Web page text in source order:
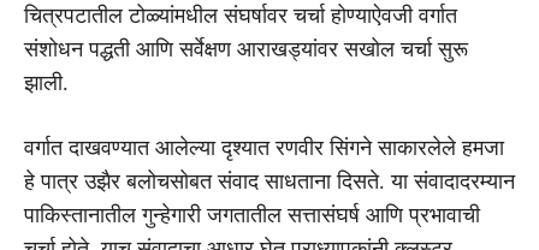
चित्रपटातील टोळ्यांमधील संघर्षावर चर्चा होण्याऐवजी वर्गात
संशोधन पद्धती आणि सर्वेक्षण आराखड्यांवर सखोल चर्चा सुरू
झाली.
वर्गात दाखवण्यात आलेल्या दृश्यात रणवीर सिंगने साकारलेले हमजा
हे पात्र उझैर बलोचसोबत संवाद साधताना दिसते. या संवादादरम्यान
पाकिस्तानातील गुन्हेगारी जगतातील सत्तासंघर्ष आणि प्रभावाची